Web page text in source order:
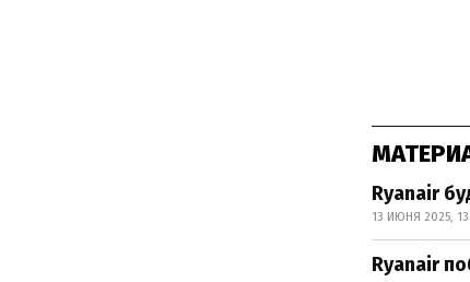
Ryanair
13 ИЮНЯ 2025,
Ryanair